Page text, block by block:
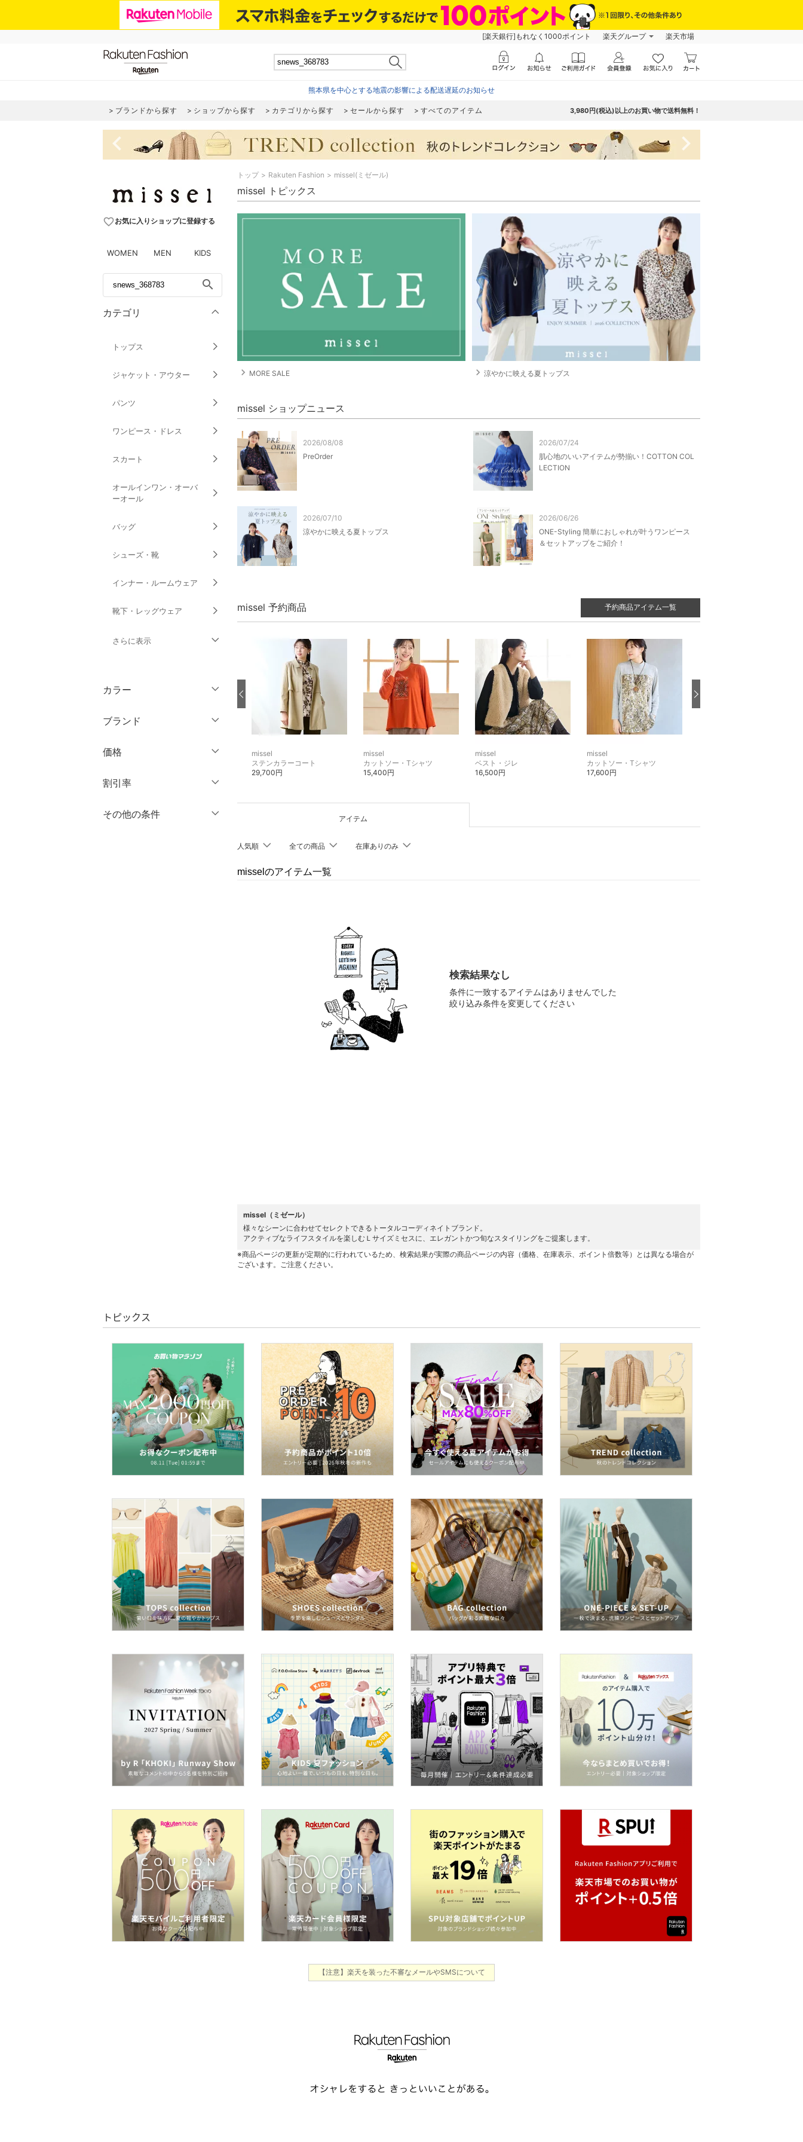
[楽天銀行]もれなく1000ポイント 楽天グループ 楽天市場
熊本県を中心とする地震の影響による配送遅延のお知らせ
ブランドから探す ショップから探す カテゴリから探す セールから探す すべてのアイテム 3,980円(税込)以上のお買い物で送料無料！
navigate_before navigate_next
favorite_borderお気に入りショップに登録する
WOMEN MEN KIDS
search
カテゴリ
トップス
ジャケット・アウター
パンツ
ワンピース・ドレス
スカート
オールインワン・オーバ
ーオール
バッグ
シューズ・靴
インナー・ルームウェア
靴下・レッグウェア
さらに表示
アクセサリー・腕時計
財布・ポーチ・ケース
帽子
ヘアアクセサリー
マタニティウェア・ベビ
ー用品
品
文房具
ペット用品
福袋・ギフト・その他
カラー
クリア
ブランド
価格
絞り込み
割引率
％OFF～ ％OFF
その他の条件
トップ Rakuten Fashion missel(ミゼール)
missel トピックス
navigate_next MORE SALE navigate_next 涼やかに映える夏トップス
missel ショップニュース
2026/08/08
PreOrder
2026/07/24
肌心地のいいアイテムが勢揃い！COTTON COL
LECTION
2026/07/10
涼やかに映える夏トップス
2026/06/26
ONE-Styling 簡単におしゃれが叶うワンピース
＆セットアップをご紹介！
missel 予約商品 予約商品アイテム一覧
missel
ステンカラーコート
29,700円
missel
カットソー・Tシャツ
15,400円
missel
ベスト・ジレ
16,500円
missel
カットソー・Tシャツ
17,600円
アイテム
人気順 全ての商品 在庫ありのみ
misselのアイテム一覧
検索結果なし
条件に一致するアイテムはありませんでした
絞り込み条件を変更してください
missel（ミゼール）
様々なシーンに合わせてセレクトできるトータルコーディネイトブランド。
アクティブなライフスタイルを楽しむＬサイズミセスに、エレガントかつ旬なスタイリングをご提案します。
※商品ページの更新が定期的に行われているため、検索結果が実際の商品ページの内容（価格、在庫表示、ポイント倍数等）とは異なる場合が
ございます。ご注意ください。
トピックス
【注意】楽天を装った不審なメールやSMSについて